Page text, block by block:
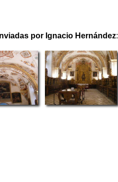
por Ignacio Hernández: